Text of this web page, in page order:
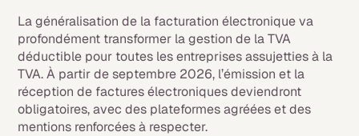
La généralisation de la facturation électronique va
profondément transformer la gestion de la TVA
déductible pour toutes les entreprises assujetties à la
TVA. À partir de septembre 2026, l’émission et la
réception de factures électroniques deviendront
obligatoires, avec des plateformes agréées et des
mentions renforcées à respecter.